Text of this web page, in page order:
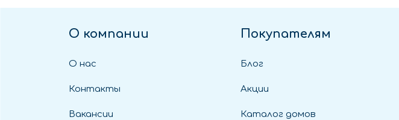
О компании
О нас
Контакты
Вакансии
Покупателям
Блог
Акции
Каталог домов